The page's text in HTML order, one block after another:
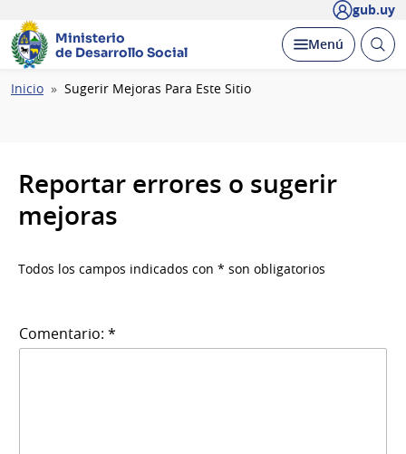
gub.uy
Ministerio
de Desarrollo Social
Desplegar
Menú Abrir
Ruta
Inicio Sugerir Mejoras Para Este Sitio
Reportar errores o sugerir
mejoras
Todos los campos indicados con * son obligatorios
Comentario: *